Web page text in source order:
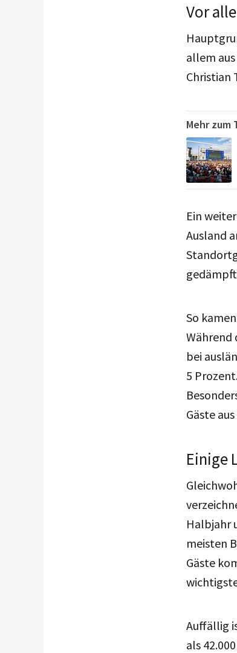
Vor
allem
Christian
Mehr zum
Ein
Ausland
So
Während
bei
5
Gäste
Einige
Halbjahr
meisten
Gäste
Auffällig
als